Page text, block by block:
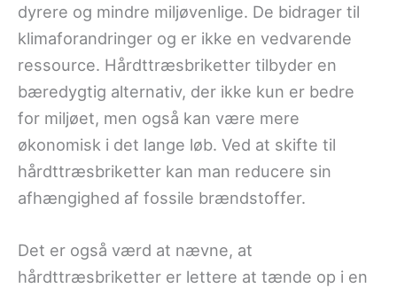
dyrere og mindre miljøvenlige. De bidrager til
klimaforandringer og er ikke en vedvarende
ressource. Hårdttræsbriketter tilbyder en
bæredygtig alternativ, der ikke kun er bedre
for miljøet, men også kan være mere
økonomisk i det lange løb. Ved at skifte til
hårdttræsbriketter kan man reducere sin
afhængighed af fossile brændstoffer.
Det er også værd at nævne, at
hårdttræsbriketter er lettere at tænde op i en